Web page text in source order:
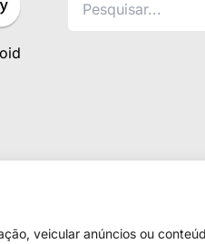
veicular anúncios ou